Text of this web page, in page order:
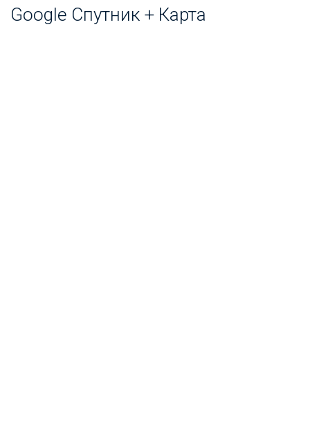
Google Спутник + Карта